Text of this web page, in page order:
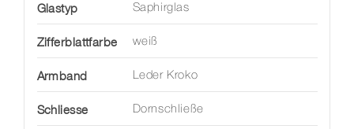
Glastyp Saphirglas
Zifferblattfarbe weiß
Armband Leder Kroko
Schliesse Dornschließe